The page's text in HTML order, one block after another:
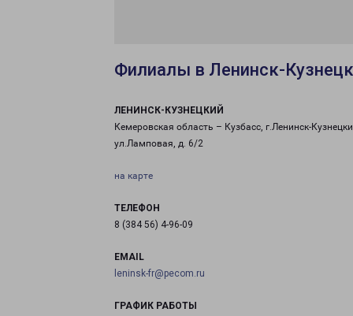
Филиалы в Ленинск-
ЛЕНИНСК-КУЗНЕЦКИЙ
Кемеровская область – Кузбасс, г.Ленинск-
ул.Ламповая, д. 6/2
на карте
ТЕЛЕФОН
8 (384 56) 4-96-09
EMAIL
leninsk-fr@pecom.ru
ГРАФИК РАБОТЫ